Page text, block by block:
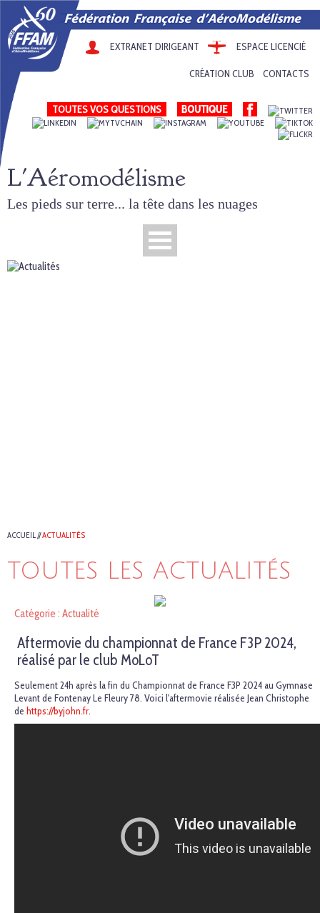
EXTRANET DIRIGEANT ESPACE LICENCIÉ
CRÉATION CLUB CONTACTS
TOUTES VOS QUESTIONS
L'Aéromodélisme
Les pieds sur terre... la tête dans les nuages
ACCUEIL//ACTUALITÉS
TOUTES LES ACTUALITÉS
Catégorie : Actualité
Aftermovie du championnat de France F3P 2024,
réalisé par le club MoLoT
Seulement 24h après la fin du Championnat de France F3P 2024 au Gymnase
Levant de Fontenay Le Fleury 78. Voici l'aftermovie réalisée Jean Christophe
de https://byjohn.fr.